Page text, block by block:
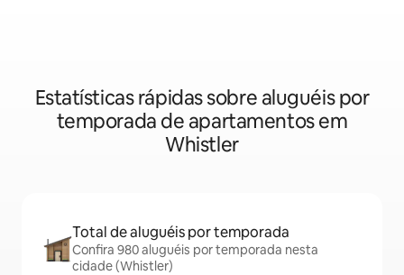
Estatísticas rápidas sobre aluguéis por
temporada de apartamentos em
Whistler
Total de aluguéis por temporada
Confira 980 aluguéis por temporada nesta
cidade (Whistler)